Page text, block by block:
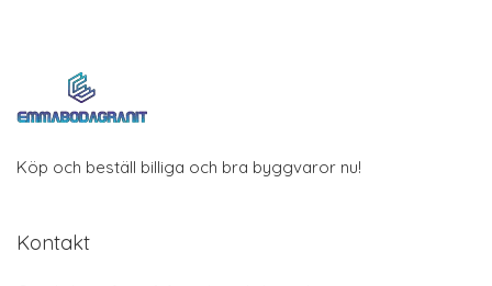
Köp och beställ billiga och bra byggvaror nu!
Kontakt